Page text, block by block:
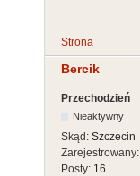
Strona
Bercik
Przechodzień
Nieaktywny
Skąd: Szczecin
Zarejestrowany:
Posty: 16